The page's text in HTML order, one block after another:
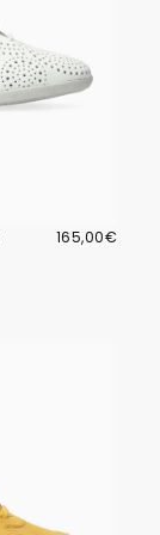
165,00€
PRIX
165,00€